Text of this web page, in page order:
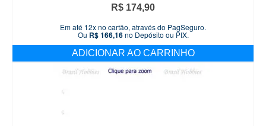
R$ 174,90
Em até 12x no cartão, através do PagSeguro.
Ou R$166,16no Depósito ou PIX.
ADICIONAR AO CARRINHO